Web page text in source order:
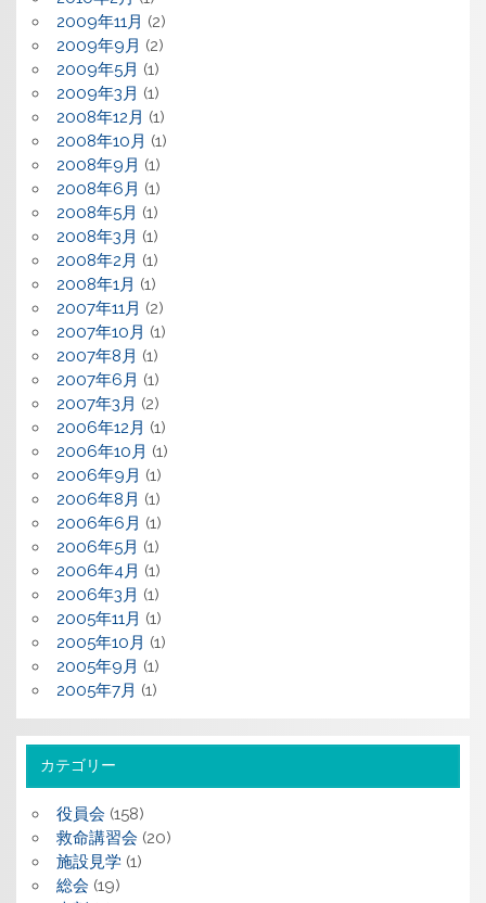
2009年11月 (2)
2009年9月 (2)
2009年5月 (1)
2009年3月 (1)
2008年12月 (1)
2008年10月 (1)
2008年9月 (1)
2008年6月 (1)
2008年5月 (1)
2008年3月 (1)
2008年2月 (1)
2008年1月 (1)
2007年11月 (2)
2007年10月 (1)
2007年8月 (1)
2007年6月 (1)
2007年3月 (2)
2006年12月 (1)
2006年10月 (1)
2006年9月 (1)
2006年8月 (1)
2006年6月 (1)
2006年5月 (1)
2006年4月 (1)
2006年3月 (1)
2005年11月 (1)
2005年10月 (1)
2005年9月 (1)
2005年7月 (1)
カテゴリー
役員会 (158)
救命講習会 (20)
施設見学(1)
総会 (19)